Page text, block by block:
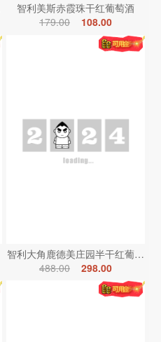
智利美斯赤霞珠干红葡萄酒
179.00
108.00
智利大角鹿德美庄园半干红葡萄酒
488.00
298.00